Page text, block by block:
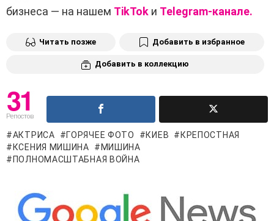
бизнеса — на нашем TikTok и Telegram-канале.
Читать позже Добавить в избранное
Добавить в коллекцию
31
Репостов
АКТРИСА ГОРЯЧЕЕ ФОТО КИЕВ
КРЕПОСТНАЯ
КСЕНИЯ МИШИНА
МИШИНА
ПОЛНОМАСШТАБНАЯ ВОЙНА